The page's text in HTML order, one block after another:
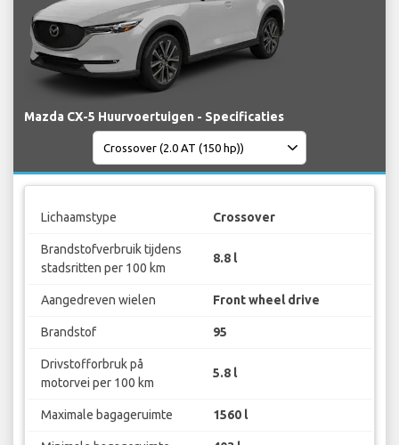
Mazda CX-5 Huurvoertuigen - Specificaties
Lichaamstype Crossover
Brandstofverbruik tijdens
stadsritten per 100 km
8.8 l
Aangedreven wielen Front wheel drive
Brandstof 95
Drivstofforbruk på
motorvei per 100 km
5.8 l
Maximale bagageruimte 1560 l